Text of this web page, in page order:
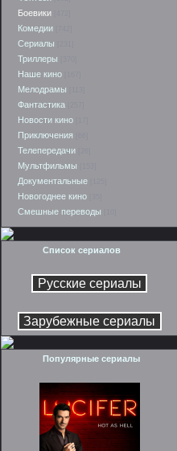
Боевики
Комедии
Сериалы
Триллеры
Наше кино
Мелодрамы
Фантастика
Новости кино
Приключения
Телепередачи
Мультфильмы
Документальные
Новогоднее кино
Смешные переводы
Список сериалов
Популярные сериалы